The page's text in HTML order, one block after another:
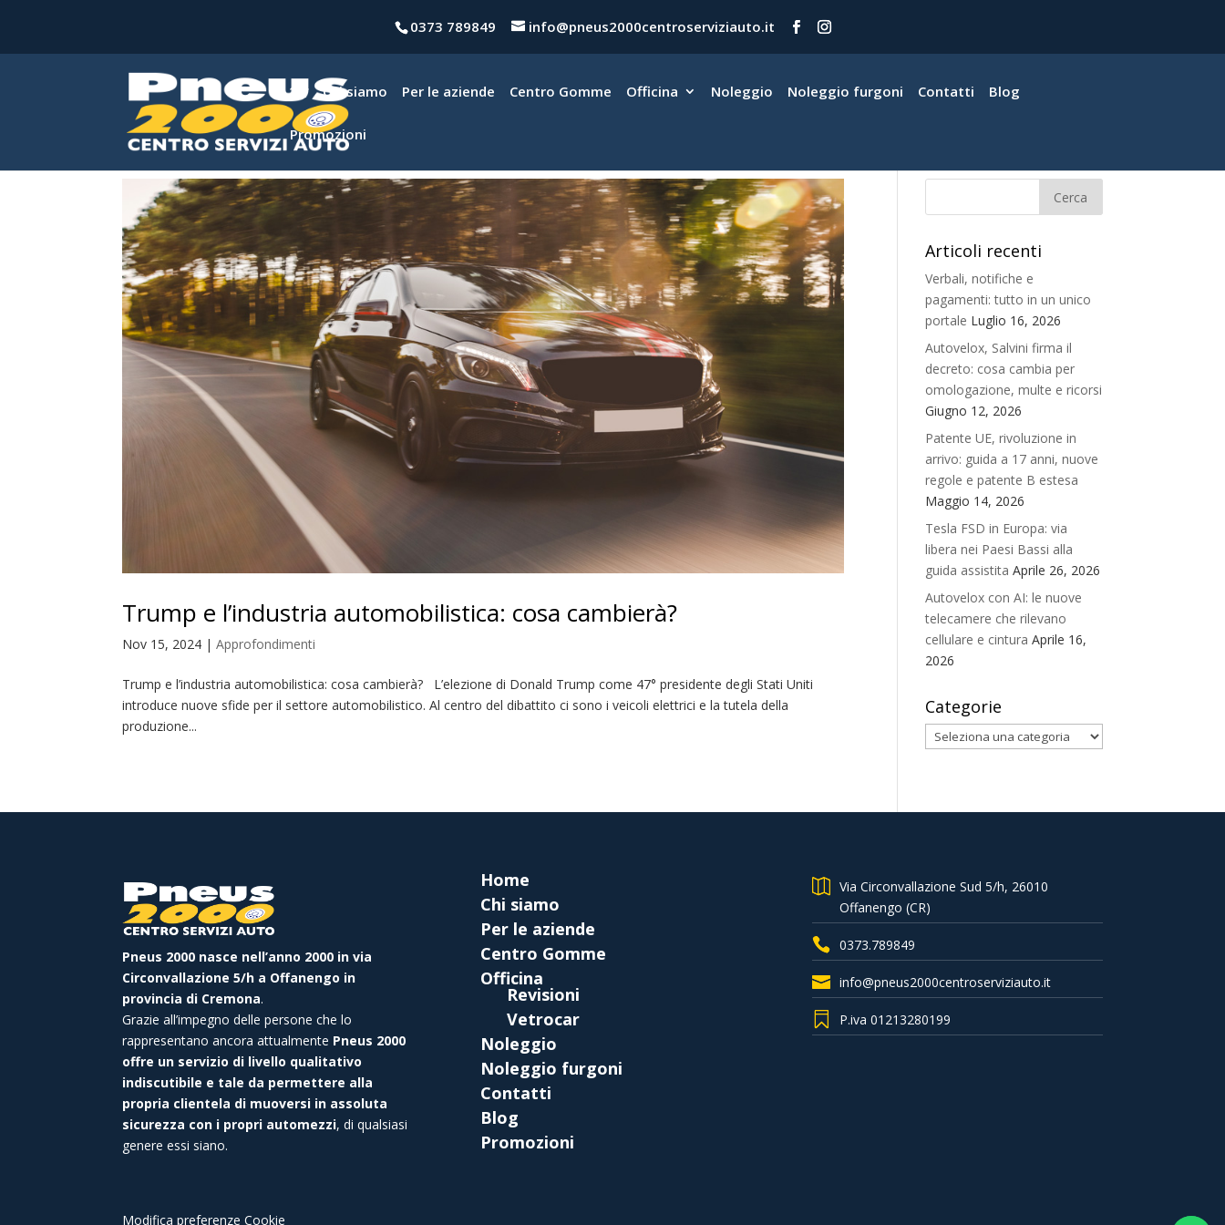
0373 789849 info@pneus2000centroserviziauto.it
Chi siamo Per le aziende Centro Gomme Officina Noleggio Noleggio furgoni Contatti Blog
Promozioni
Trump e l’industria automobilistica: cosa cambierà?
Nov 15, 2024 |Approfondimenti
Trump e l’industria automobilistica: cosa cambierà? L’elezione di Donald Trump come 47° presidente degli Stati Uniti
introduce nuove sfide per il settore automobilistico. Al centro del dibattito ci sono i veicoli elettrici e la tutela della
produzione...
Articoli recenti
Verbali, notifiche e
pagamenti: tutto in un unico
portale Luglio 16, 2026
Autovelox, Salvini firma il
decreto: cosa cambia per
omologazione, multe e ricorsi
Giugno 12, 2026
Patente UE, rivoluzione in
arrivo: guida a 17 anni, nuove
regole e patente B estesa
Maggio 14, 2026
Tesla FSD in Europa: via
libera nei Paesi Bassi alla
guida assistita Aprile 26, 2026
Autovelox con AI: le nuove
telecamere che rilevano
cellulare e cintura Aprile 16,
2026
Categorie
Categorie
Pneus 2000 nasce nell’anno 2000 in via
Circonvallazione 5/h a Offanengo in
provincia di Cremona.
Grazie all’impegno delle persone che lo
rappresentano ancora attualmente Pneus 2000
offre un servizio di livello qualitativo
indiscutibile e tale da permettere alla
propria clientela di muoversi in assoluta
sicurezza con i propri automezzi, di qualsiasi
genere essi siano.
Modifica preferenze Cookie
Home
Chi siamo
Per le aziende
Centro Gomme
Officina
Revisioni
Vetrocar
Noleggio
Noleggio furgoni
Contatti
Blog
Promozioni
Via Circonvallazione Sud 5/h, 26010
Offanengo (CR)
0373.789849
info@pneus2000centroserviziauto.it
P.iva 01213280199